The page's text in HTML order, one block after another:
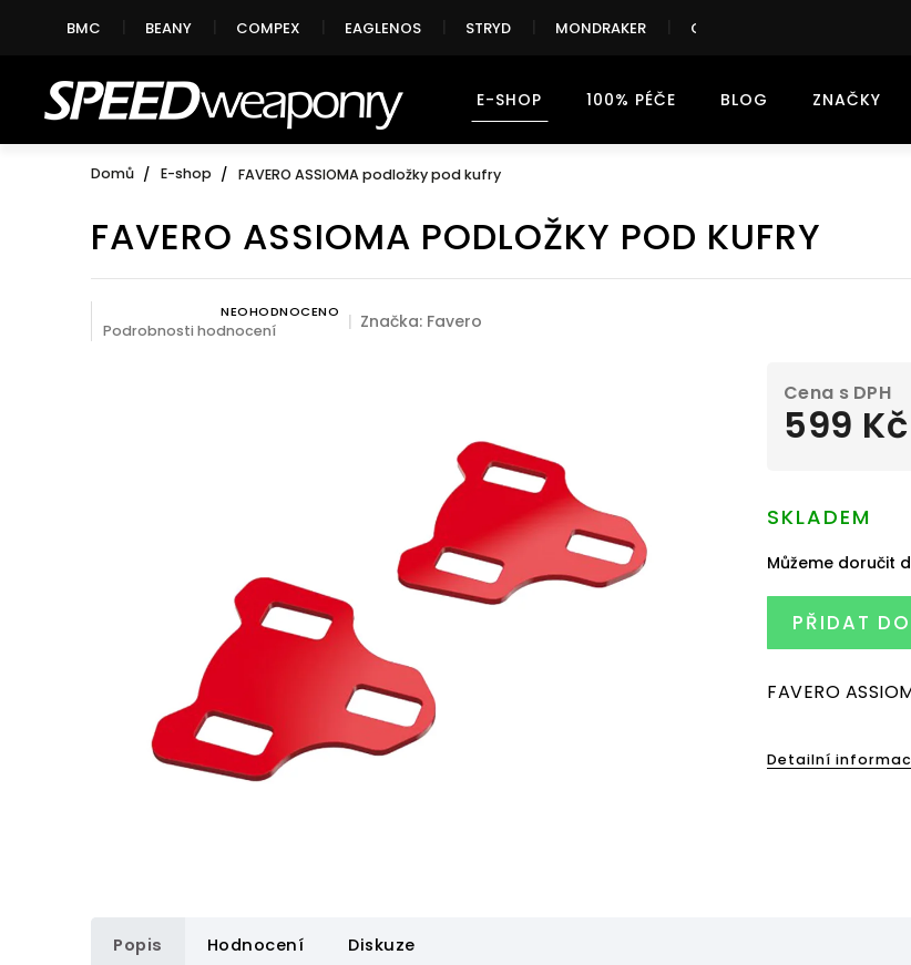
BMC BEANY COMPEX EAGLENOS STRYD MONDRAKER CANNONDALE
E-SHOP 100% PÉČE BLOG ZNAČKY
Domů E-shop FAVERO ASSIOMA podložky pod kufry
FAVERO ASSIOMA PODLOŽKY POD KUFRY
Průměrné hodnocení produktu je 0,0 z 5 hvězdiček.
NEOHODNOCENO
Podrobnosti hodnocení Značka: Favero
599 Kč
SKLADEM
Můžeme doručit
PŘIDAT
FAVERO
Detailní
Popis Hodnocení Diskuze